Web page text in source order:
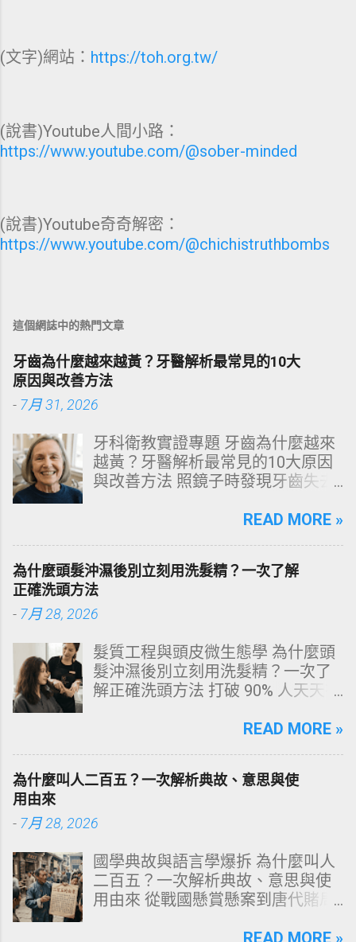
(文字)網站： https://toh.org.tw/
(說書)Youtube人間小路：
https://www.youtube.com/@sober-minded
(說書)Youtube奇奇解密：
https://www.youtube.com/@chichistruthbombs
這個網誌中的熱門文章
牙齒為什麼越來越黃？牙醫解析最常見的10大
原因與改善方法
- 7月 31, 2026
牙科衛教實證專題 牙齒為什麼越來
越黃？牙醫解析最常見的10大原因
與改善方法 照鏡子時發現牙齒失去
文由專業牙科思維出發，深度剖析
源性染色成因，並提供精準有效的
改善與美白對策。 📋 文章快速導覽
目錄 一、 牙齒顏色的生物學本質：
琺瑯質與象牙質 二、 牙齒變黃的10
源性變色的自我檢視 四、 5大專業
牙醫美白療程評估與比較 五、 避坑
指南：破除3大網路美白偏方迷思
理策略 一、 牙齒顏色的生物學本
何泛黃，首先必須釐清牙齒的硬組
織構造。牙齒最外層是由高度鈣化
（Enamel，又稱牙釉質） ，而包裹
質（Dentin，又稱牙本質） 。 💡 生
理學核心觀念 健康自然的牙齒本來
就不是純白色。琺瑯質越半透明，
READ MORE »
為什麼頭髮沖濕後別立刻用洗髮精？一次了解
正確洗頭方法
- 7月 28, 2026
髮質工程與頭皮微生態學 為什麼頭
髮沖濕後別立刻用洗髮精？一次了
解正確洗頭方法 打破 90% 人天天在
構化思維，拆解頭皮清潔的物理與
康髮質。 💡 理性思維考題：你是否
天天洗頭，頭皮卻依然半天就出
數人的頭皮問題，並不是洗髮精買
了」。當你蓮蓬頭剛淋濕頭髮，下
一秒就把濃縮洗髮精直接抹在頭皮
上時，你已經親手觸發了一連串破
READ MORE »
為什麼叫人二百五？一次解析典故、意思與使
用由來
- 7月 28, 2026
國學典故與語言學爆拆 為什麼叫人
二百五？一次解析典故、意思與使
用由來 從戰國懸賞懸案到唐代賭局